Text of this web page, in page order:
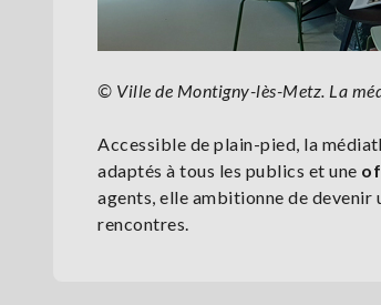
© Ville de Montigny-lès-Metz. La
Accessible de plain-pied, la
adaptés à tous les publics et une
agents, elle ambitionne de
rencontres.